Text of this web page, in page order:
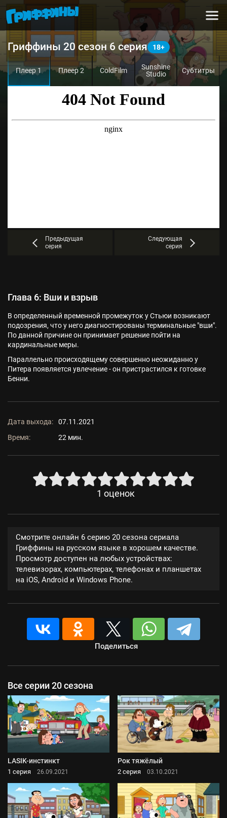
Гриффины 20 сезон 6 серия
Плеер 1 Плеер 2 ColdFilm
Sunshine
Studio
Субтитры
Предыдущая
серия
Следующая
серия
Глава 6: Вши и взрыв
В определенный временной промежуток у Стьюи возникают
подозрения, что у него диагностированы терминальные "вши".
По данной причине он принимает решение пойти на
кардинальные меры.
Параллельно происходящему совершенно неожиданно у
Питера появляется увлечение - он пристрастился к готовке
Бенни.
Дата выхода:
07.11.2021
Время:
22 мин.
1 оценок
Смотрите онлайн 6 серию 20 сезона сериала
Гриффины на русском языке в хорошем качестве.
Просмотр доступен на любых устройствах:
телевизорах, компьютерах, телефонах и планшетах
на iOS, Android и Windows Phone.
Поделиться
Все серии 20 сезона
LASIK-инстинкт
1 серия 26.09.2021
Рок тяжёлый
2 серия 03.10.2021